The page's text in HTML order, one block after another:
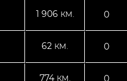
1 906 КМ. 0
62 КМ. 0
774 КМ. 0